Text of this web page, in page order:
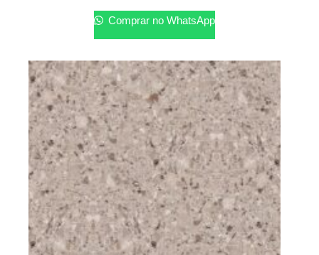
Comprar no WhatsApp